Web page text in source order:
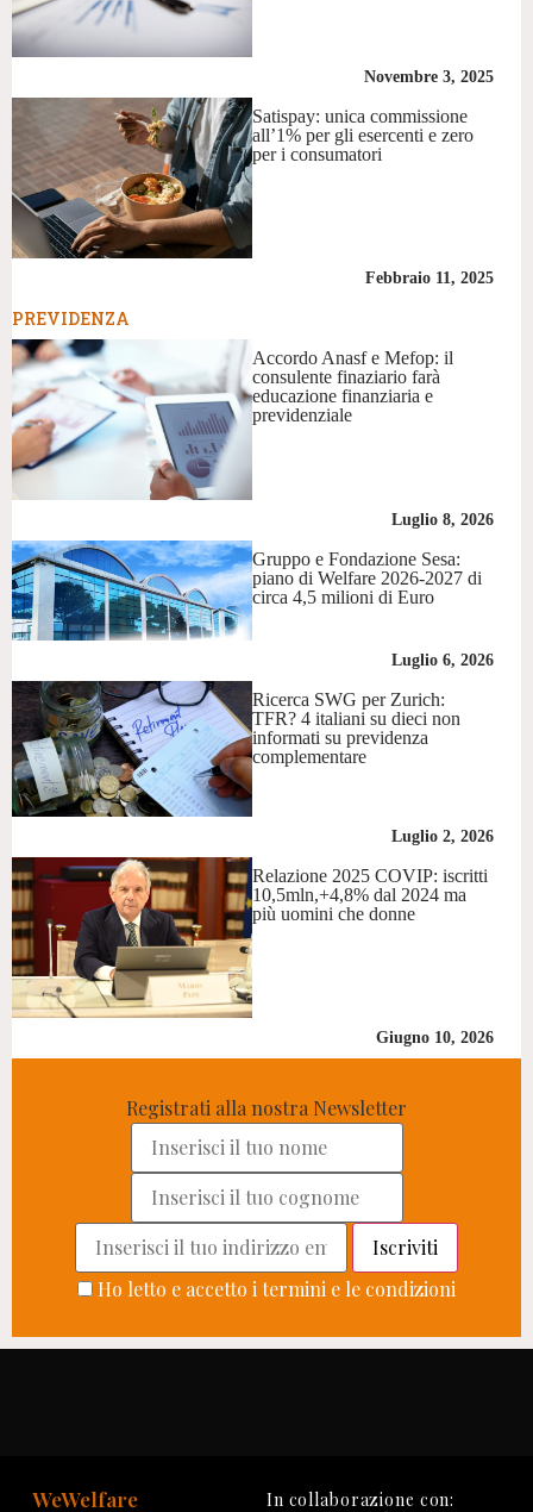
Novembre 3, 2025
Satispay: unica commissione
all’1% per gli esercenti e zero
per i consumatori
Febbraio 11, 2025
PREVIDENZA
Accordo Anasf e Mefop: il
consulente finaziario farà
educazione finanziaria e
previdenziale
Luglio 8, 2026
Gruppo e Fondazione Sesa:
piano di Welfare 2026-2027 di
circa 4,5 milioni di Euro
Luglio 6, 2026
Ricerca SWG per Zurich:
TFR? 4 italiani su dieci non
informati su previdenza
complementare
Luglio 2, 2026
Relazione 2025 COVIP: iscritti
10,5mln,+4,8% dal 2024 ma
più uomini che donne
Giugno 10, 2026
Registrati alla nostra Newsletter
Ho letto e accetto i termini e le condizioni
WeWelfare In collaborazione con: